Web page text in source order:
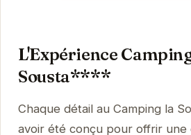
L'Expérience
Sousta****
Chaque détail au Camping la
avoir été conçu pour offrir une